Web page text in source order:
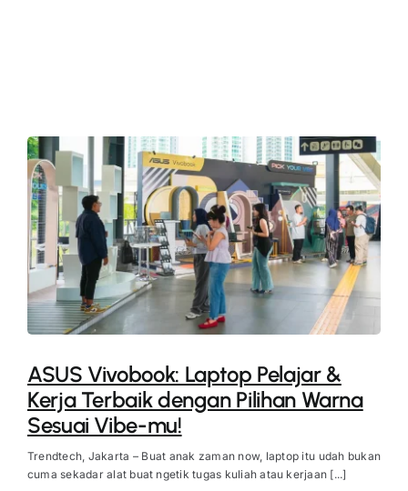
ASUS Vivobook: Laptop Pelajar &
Kerja Terbaik dengan Pilihan Warna
Sesuai Vibe-mu!
Trendtech, Jakarta – Buat anak zaman now, laptop itu udah bukan
cuma sekadar alat buat ngetik tugas kuliah atau kerjaan [...]